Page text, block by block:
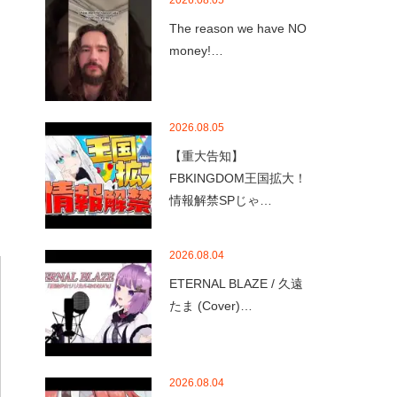
The reason we have NO
money!…
2026.08.05
【重大告知】
FBKINGDOM王国拡大！
情報解禁SPじゃ…
2026.08.04
ETERNAL BLAZE / 久遠
たま (Cover)…
2026.08.04